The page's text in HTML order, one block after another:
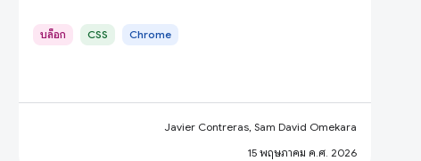
บล็อก CSS Chrome
Javier Contreras, Sam David Omekara
15 พฤษภาคม ค.ศ. 2026